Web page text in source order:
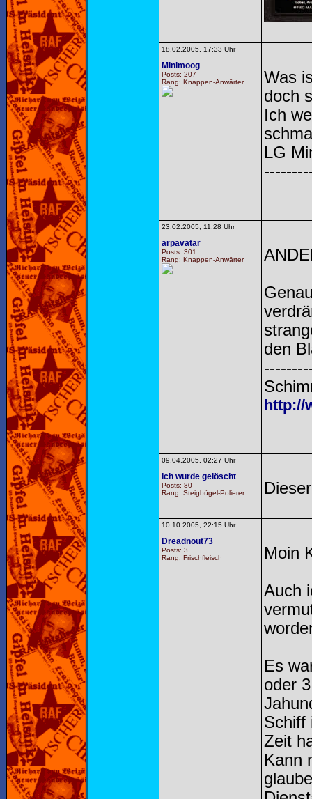
18.02.2005, 17:33 Uhr
Minimoog
Posts: 207
Rang: Knappen-Anwärter
Was
doch
Ich
LG
23.02.2005, 11:28 Uhr
arpavatar
Posts: 301
Rang: Knappen-Anwärter
den
http://
09.04.2005, 02:27 Uhr
Ich wurde gelöscht
Posts: 80
Rang: Steigbügel-Polierer
10.10.2005, 22:15 Uhr
Dreadnout73
Posts: 3
Rang: Frischfleisch
Moin
Auch
Es
oder
Schiff
Zeit
Kann